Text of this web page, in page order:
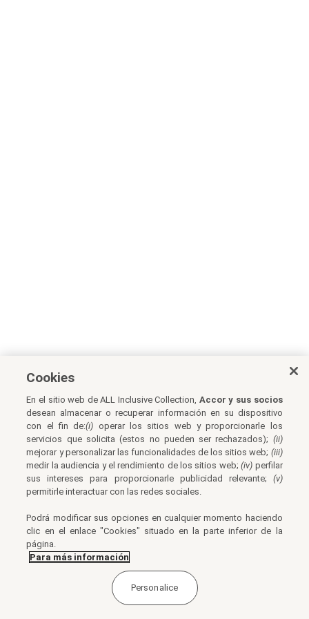
Cookies
En el sitio web de ALL Inclusive Collection, Accor y sus socios
desean almacenar o recuperar información en su dispositivo
con el fin de:(i) operar los sitios web y proporcionarle los
servicios que solicita (estos no pueden ser rechazados); (ii)
mejorar y personalizar las funcionalidades de los sitios web; (iii)
medir la audiencia y el rendimiento de los sitios web;(iv) perfilar
sus intereses para proporcionarle publicidad relevante; (v)
permitirle interactuar con las redes sociales.
Podrá modificar sus opciones en cualquier momento haciendo
clic en el enlace "Cookies" situado en la parte inferior de la
página.
Para más información
Personalice